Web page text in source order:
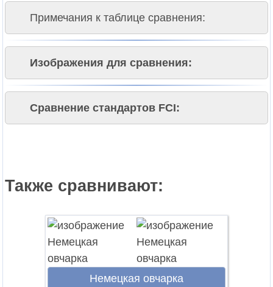
Примечания к таблице сравнения:
Изображения для сравнения:
Сравнение стандартов FCI:
Также сравнивают:
Немецкая овчарка